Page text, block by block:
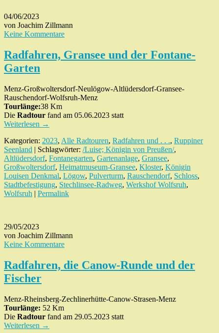
04/06/2023
von Joachim Zillmann
Keine Kommentare
Radfahren, Gransee und der Fontane-
Garten
Menz-Großwoltersdorf-Neulögow-Altlüdersdorf-Gransee-
Rauschendorf-Wolfsruh-Menz
Tourlänge:38 Km
Die Radtour fand am 05.06.2023 statt
Weiterlesen →
Kategorien: 2023, Alle Radtouren, Radfahren und . . ., Ruppiner
Seenland | Schlagwörter: /Luise; Königin von Preußen/,
Altlüdersdorf, Fontanegarten, Gartenanlage, Gransee,
Großwoltersdorf, Heimatmuseum-Gransee, Kloster, Königin
Louisen Denkmal, Lögow, Pulverturm, Rauschendorf, Schloss,
Stadtbefestigung, Stechlinsee-Radweg, Werkshof Wolfsruh,
Wolfsruh | Permalink
29/05/2023
von Joachim Zillmann
Keine Kommentare
Radfahren, die Canow-Runde und der
Fischer
Menz-Rheinsberg-Zechlinerhütte-Canow-Strasen-Menz
Tourlänge: 52 Km
Die Radtour fand am 29.05.2023 statt
Weiterlesen →